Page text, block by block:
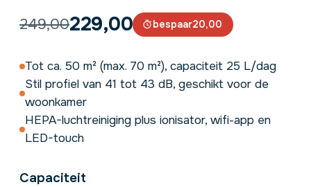
249,00229,00 bespaar20,00
Tot ca. 50 m² (max. 70 m²), capaciteit 25 L/dag
Stil profiel van 41 tot 43 dB, geschikt voor de
woonkamer
HEPA-luchtreiniging plus ionisator, wifi-app en
LED-touch
Capaciteit